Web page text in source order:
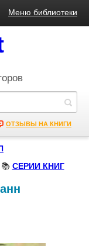
Меню библиотеки
ОТЗЫВЫ НА КНИГИ
СЕРИИ КНИГ